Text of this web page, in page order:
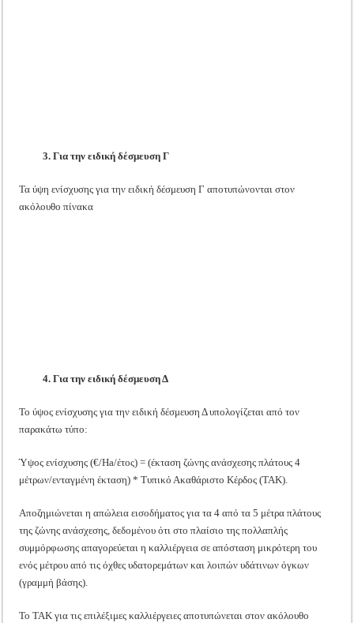
3. Για την ειδική δέσμευση Γ
Τα ύψη ενίσχυσης για την ειδική δέσμευση Γ αποτυπώνονται στον
ακόλουθο πίνακα
4. Για την ειδική δέσμευση Δ
Το ύψος ενίσχυσης για την ειδική δέσμευση Δ υπολογίζεται από τον
παρακάτω τύπο:
Ύψος ενίσχυσης (€/Ha/έτος) = (έκταση ζώνης ανάσχεσης πλάτους 4
μέτρων/ενταγμένη έκταση) * Τυπικό Ακαθάριστο Κέρδος (ΤΑΚ).
Αποζημιώνεται η απώλεια εισοδήματος για τα 4 από τα 5 μέτρα πλάτους
της ζώνης ανάσχεσης, δεδομένου ότι στο πλαίσιο της πολλαπλής
συμμόρφωσης απαγορεύεται η καλλιέργεια σε απόσταση μικρότερη του
ενός μέτρου από τις όχθες υδατορεμάτων και λοιπών υδάτινων όγκων
(γραμμή βάσης).
Το ΤΑΚ για τις επιλέξιμες καλλιέργειες αποτυπώνεται στον ακόλουθο